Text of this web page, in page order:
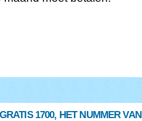
1700, HET NUMMER